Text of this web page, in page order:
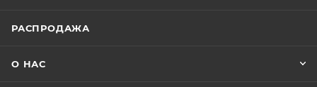
РАСПРОДАЖА
О НАС